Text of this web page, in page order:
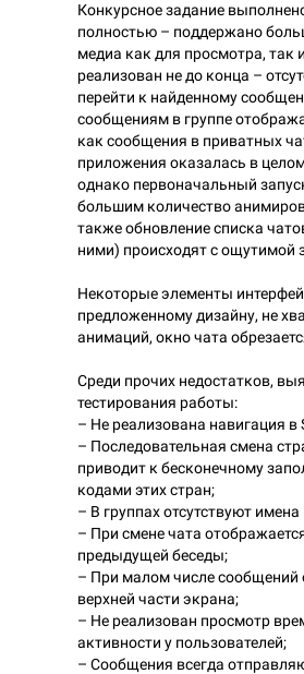
Конкурсное задание
полностью – поддержано
медиа как для просмотра, так
реализован не до конца –
перейти к найденному
сообщениям в группе
как сообщения в приватных
приложения оказалась в
однако первоначальный
большим количество
также обновление списка
ними) происходят с ощутимой
Некоторые элементы
предложенному дизайну, не
анимаций, окно чата
Среди прочих недостатков,
тестирования работы:
– Не реализована навигация в
– Последовательная смена
приводит к бесконечному
кодами этих стран;
– В группах отсутствуют
– При смене чата
предыдущей беседы;
– При малом числе сообщений
верхней части экрана;
– Не реализован просмотр
активности у пользователей;
– Сообщения всегда